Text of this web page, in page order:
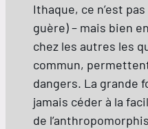
Ithaque, ce n’est
guère) – mais bien
chez les autres les
commun,
dangers. La grande
jamais céder à la
de